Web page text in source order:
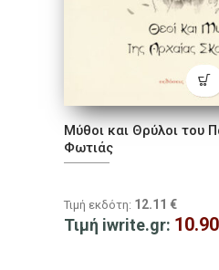
Μύθοι και Θρύλοι του
Φωτιάς
Τιμή εκδότη: 12.11 €
Τιμή iwrite.gr: 10.90